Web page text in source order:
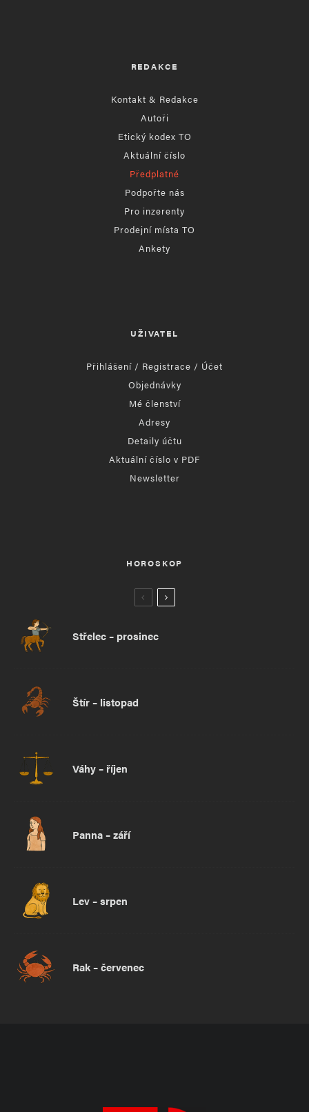
REDAKCE
Kontakt & Redakce
Autoři
Etický kodex TO
Aktuální číslo
Předplatné
Podpořte nás
Pro inzerenty
Prodejní místa TO
Ankety
UŽIVATEL
Přihlášení / Registrace / Účet
Objednávky
Mé členství
Adresy
Detaily účtu
Aktuální číslo v PDF
Newsletter
HOROSKOP
Střelec – prosinec
Štír – listopad
Váhy – říjen
Panna – září
Lev – srpen
Rak – červenec